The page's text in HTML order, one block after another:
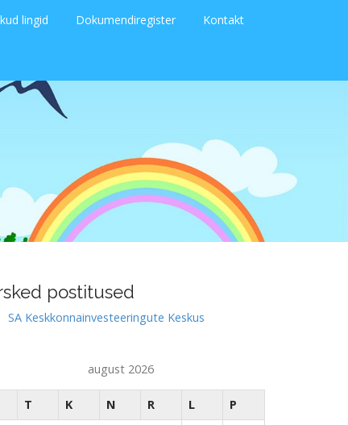
lingid Dokumendiregister Kontakt
postitused
SA Keskkonnainvesteeringute Keskus
august 2026
T K N R L
P